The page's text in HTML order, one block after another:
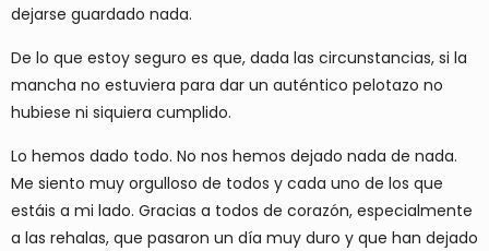
dejarse guardado nada.
De lo que estoy seguro es que, dada las circunstancias, si la
mancha no estuviera para dar un auténtico pelotazo no
hubiese ni siquiera cumplido.
Lo hemos dado todo. No nos hemos dejado nada de nada.
Me siento muy orgulloso de todos y cada uno de los que
estáis a mi lado. Gracias a todos de corazón, especialmente
a las rehalas, que pasaron un día muy duro y que han dejado